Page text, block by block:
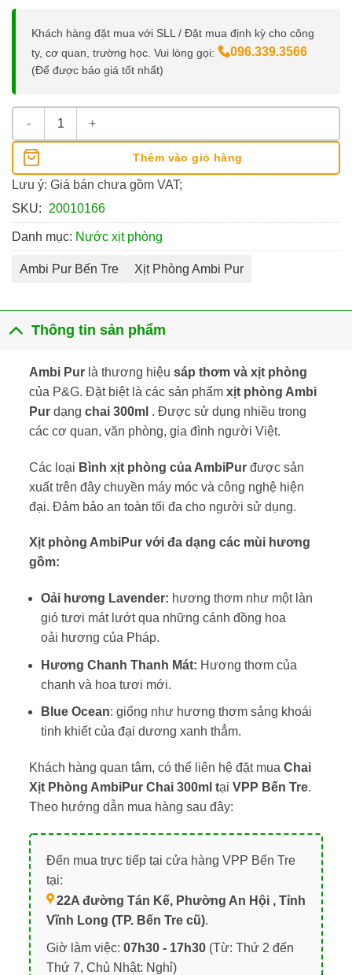
Khách hàng đặt mua với SLL / Đặt mua định kỳ cho công
ty, cơ quan, trường học. Vui lòng gọi:
096.339.3566
(Để được báo giá tốt nhất)
Xịt Phòng Ambi Pur Chai 300ml số lượng
Thêm vào giỏ hàng
Lưu ý: Giá bán chưa gồm VAT;
SKU:
20010166
Danh mục: Nước xịt phòng
Ambi Pur Bến Tre Xịt Phòng Ambi Pur
Thông tin sản phẩm
Ambi Purlà thương hiệu sáp thơm và xịt phòng
của P&G. Đặt biệt là các sản phẩm xịt phòng Ambi
Pur dạng chai 300ml . Được sử dụng nhiều trong
các cơ quan, văn phòng, gia đình người Việt.
Các loại Bình xịt phòng của AmbiPurđược sản
xuất trên đây chuyền máy móc và công nghệ hiện
đại. Đảm bảo an toàn tối đa cho người sử dụng.
Xịt phòng AmbiPur với đa dạng các mùi hương
gồm:
Oải hương Lavender: hương thơm như một làn
gió tươi mát lướt qua những cánh đồng hoa
oải hương của Pháp.
Hương Chanh Thanh Mát: Hương thơm của
chanh và hoa tươi mới.
Blue Ocean: giống như hương thơm sảng khoái
tinh khiết của đại dương xanh thẳm.
Khách hàng quan tâm, có thể liên hệ đặt mua Chai
Xịt Phòng AmbiPur Chai 300ml tại VPP Bến Tre.
Theo hướng dẫn mua hàng sau đây:
Đến mua trực tiếp tại cửa hàng VPP Bến Tre
tại:
22A đường Tán Kế, Phường An Hội , Tỉnh
Vĩnh Long (TP. Bến Tre cũ).
Giờ làm việc: 07h30 - 17h30(Từ: Thứ 2 đến
Thứ 7, Chủ Nhật: Nghỉ)